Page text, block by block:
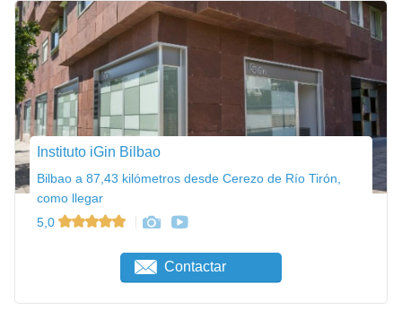
Instituto iGin Bilbao
Bilbao a 87,43 kilómetros desde Cerezo de Río Tirón,
como llegar
5,0
Contactar